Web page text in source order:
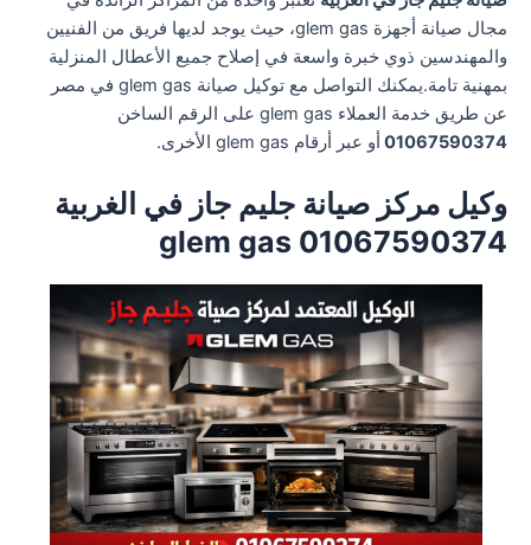
مجال صيانة أجهزة glem gas، حيث يوجد لديها فريق من الفنيين
والمهندسين ذوي خبرة واسعة في إصلاح جميع الأعطال المنزلية
بمهنية تامة.يمكنك التواصل مع توكيل صيانة glem gas في مصر
عن طريق خدمة العملاء glem gas على الرقم الساخن
01067590374 أو عبر أرقام glem gas الأخرى.
وكيل مركز صيانة جليم جاز في الغربية
01067590374 glem gas